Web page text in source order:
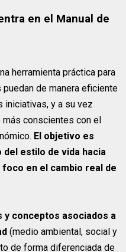
en el Manual de
herramienta práctica para
de manera eficiente
iniciativas, y a su vez
conscientes con el
El objetivo es
del estilo de vida hacia
en el cambio real de
y conceptos asociados a
(medio ambiental, social y
de forma diferenciada de